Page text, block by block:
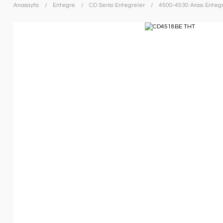
Anasayfa Entegre CD Serisi Entegreler 4500-4530 Arası